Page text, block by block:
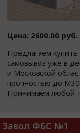
Цена: 2600.00 руб.
Предлагаем
самовывоз уже в
и Московской
прочностью до
Принимаем любой
Завол ФБС №1